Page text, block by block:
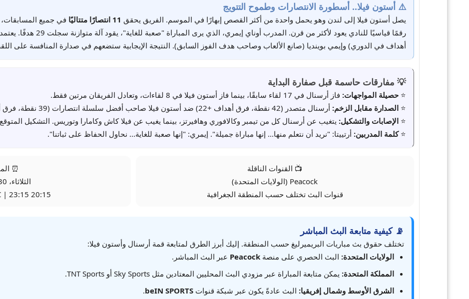
⚠️ أستون فيلا.. أسطورة الانتصارات وطموح التتويج
يصل أستون فيلا إلى لندن وهو يحمل واحدة من أكثر القصص إبهارًا في الموسم. الفريق يحقق 11 انتصارًا متتاليًا
أهداف في الدوري) وإيمي بوينديا (صانع الألعاب وصاحب هدف الفوز السابق). النتيجة الإيجابية ستضعهم في صدارة المنافسة على
💡 مفارقات حاسمة قبل صفارة البداية
⭐حصيلة المواجهات: فاز أرسنال في 17 لقاء سابقًا، بينما فاز أستون فيلا في 8 لقاءات، وتعادل الفريقان مرتين فقط.
⭐الصدارة مقابل الزخم: أرسنال متصدر (42 نقطة، فرق أهداف +22) ضد أستون فيلا صاحب أفضل سلسلة انتصارات (39 نقطة، فرق أهداف +10).
⭐الإصابات والتشكيل: يتغيب عن أرسنال كل من تيمبر وكالافوري وهافيرتز، بينما يغيب عن فيلا كاش وكامارا وتوريس. التشكيل المتوقع لكلا
⭐كلمة المدربين: أرتييتا: "نريد أن نتعلم منها... إنها مباراة جميلة". إيمري: "إنها صعبة للغاية... نحاول الحفاظ على ثباتنا".
📺 القنوات الناقلة
Peacock (الولايات المتحدة)
قنوات البث تختلف حسب المنطقة الجغرافية
⏰
الثلاثاء، 30 ديسمبر 2025
20:15 UTC | 23:15 بتوقيت السعودية
📡 كيفية متابعة البث المباشر
تختلف حقوق بث مباريات البريميرليغ حسب المنطقة. إليك أبرز الطرق لمتابعة قمة أرسنال وأستون فيلا:
الولايات المتحدة: البث الحصري على منصةPeacock عبر البث المباشر.
المملكة المتحدة: يمكن متابعة المباراة عبر مزودي البث المحليين المعتادين مثل Sky Sports أو TNT Sports.
الشرق الأوسط وشمال إفريقيا: البث عادةً يكون عبر شبكة قنواتbeIN SPORTS
.